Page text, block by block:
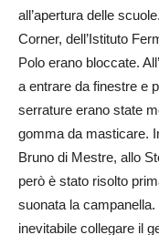
all’apertura delle
Corner, dell’Istituto
Polo erano bloccate.
a entrare da finestre e
serrature erano state
gomma da masticare.
Bruno di Mestre, allo
però è stato risolto
suonata la
inevitabile collegare il